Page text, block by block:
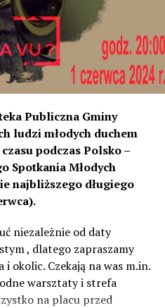
że odległość
jest taka sama, a nawet
niż tych, które są na
ekranami – mówi
że po roku od oddania
ponowna analiza
więcej niż sądzono –
normy, to
tych przekroczonych
no to nie możemy nic
normy – 61 i 56 decybeli –
Publiczna Gminy
ludzi młodych duchem
podczas Polsko –
Spotkania Młodych
najbliższego długiego
niezależnie od daty
, dlatego zapraszamy
i okolic. Czekają na was m.in.
warsztaty i strefa
na placu przed